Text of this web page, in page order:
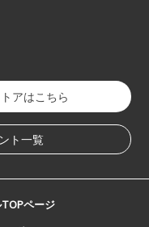
アはこちら
ト一覧
ページ